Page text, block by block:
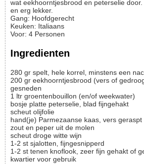
wat eekhoorntjesbrood en peterselie
en erg lekker.
Gang: Hoofdgerecht
Keuken: Italiaans
Voor: 4 Personen
Ingredienten
280 gr spelt, hele korrel, minstens een
200 gr eekhoorntjesbrood (vers of
gesneden
1 ltr groentenbouillon (en/of weekwater)
bosje platte peterselie, blad fijngehakt
scheut olijfolie
hand(je) Parmezaanse kaas, vers geraspt
zout en peper uit de molen
scheut droge witte wijn
1-2 st sjalotten, fijngesnipperd
1-2 st tenen knoflook, zeer fijn gehakt of
kwartier voor gebruik